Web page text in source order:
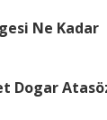
Ne Kadar
Dogar